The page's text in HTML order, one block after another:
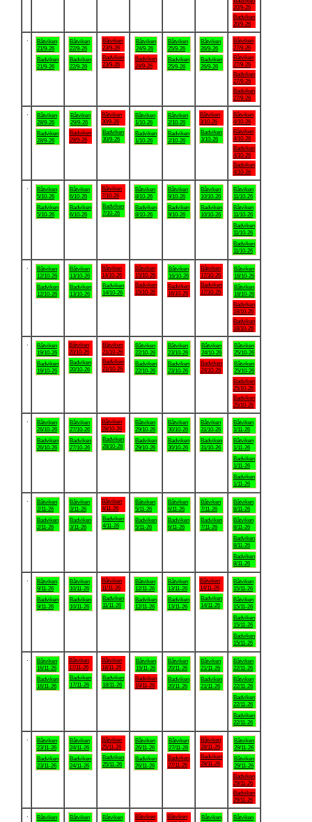
20/9-26
Badviken
20/9-26
Båtviken
21/9-26
Badviken
21/9-26
Båtviken
22/9-26
Badviken
22/9-26
Båtviken
23/9-26
Badviken
23/9-26
Båtviken
24/9-26
Badviken
24/9-26
Båtviken
25/9-26
Badviken
25/9-26
Båtviken
26/9-26
Badviken
26/9-26
Båtviken
27/9-26
Båtviken
27/9-26
Badviken
27/9-26
Badviken
27/9-26
Båtviken
28/9-26
Badviken
28/9-26
Båtviken
29/9-26
Badviken
29/9-26
Båtviken
30/9-26
Badviken
30/9-26
Båtviken
1/10-26
Badviken
1/10-26
Båtviken
2/10-26
Badviken
2/10-26
Båtviken
3/10-26
Badviken
3/10-26
Båtviken
4/10-26
Båtviken
4/10-26
Badviken
4/10-26
Badviken
4/10-26
Båtviken
5/10-26
Badviken
5/10-26
Båtviken
6/10-26
Badviken
6/10-26
Båtviken
7/10-26
Badviken
7/10-26
Båtviken
8/10-26
Badviken
8/10-26
Båtviken
9/10-26
Badviken
9/10-26
Båtviken
10/10-26
Badviken
10/10-26
Båtviken
11/10-26
Båtviken
11/10-26
Badviken
11/10-26
Badviken
11/10-26
Båtviken
12/10-26
Badviken
12/10-26
Båtviken
13/10-26
Badviken
13/10-26
Båtviken
14/10-26
Badviken
14/10-26
Båtviken
15/10-26
Badviken
15/10-26
Båtviken
16/10-26
Badviken
16/10-26
Båtviken
17/10-26
Badviken
17/10-26
Båtviken
18/10-26
Båtviken
18/10-26
Badviken
18/10-26
Badviken
18/10-26
Båtviken
19/10-26
Badviken
19/10-26
Båtviken
20/10-26
Badviken
20/10-26
Båtviken
21/10-26
Badviken
21/10-26
Båtviken
22/10-26
Badviken
22/10-26
Båtviken
23/10-26
Badviken
23/10-26
Båtviken
24/10-26
Badviken
24/10-26
Båtviken
25/10-26
Båtviken
25/10-26
Badviken
25/10-26
Badviken
25/10-26
Båtviken
26/10-26
Badviken
26/10-26
Båtviken
27/10-26
Badviken
27/10-26
Båtviken
28/10-26
Badviken
28/10-26
Båtviken
29/10-26
Badviken
29/10-26
Båtviken
30/10-26
Badviken
30/10-26
Båtviken
31/10-26
Badviken
31/10-26
Båtviken
1/11-26
Båtviken
1/11-26
Badviken
1/11-26
Badviken
1/11-26
Båtviken
2/11-26
Badviken
2/11-26
Båtviken
3/11-26
Badviken
3/11-26
Båtviken
4/11-26
Badviken
4/11-26
Båtviken
5/11-26
Badviken
5/11-26
Båtviken
6/11-26
Badviken
6/11-26
Båtviken
7/11-26
Badviken
7/11-26
Båtviken
8/11-26
Båtviken
8/11-26
Badviken
8/11-26
Badviken
8/11-26
Båtviken
9/11-26
Badviken
9/11-26
Båtviken
10/11-26
Badviken
10/11-26
Båtviken
11/11-26
Badviken
11/11-26
Båtviken
12/11-26
Badviken
12/11-26
Båtviken
13/11-26
Badviken
13/11-26
Båtviken
14/11-26
Badviken
14/11-26
Båtviken
15/11-26
Båtviken
15/11-26
Badviken
15/11-26
Badviken
15/11-26
Båtviken
16/11-26
Badviken
16/11-26
Båtviken
17/11-26
Badviken
17/11-26
Båtviken
18/11-26
Badviken
18/11-26
Båtviken
19/11-26
Badviken
19/11-26
Båtviken
20/11-26
Badviken
20/11-26
Båtviken
21/11-26
Badviken
21/11-26
Båtviken
22/11-26
Båtviken
22/11-26
Badviken
22/11-26
Badviken
22/11-26
Båtviken
23/11-26
Badviken
23/11-26
Båtviken
24/11-26
Badviken
24/11-26
Båtviken
25/11-26
Badviken
25/11-26
Båtviken
26/11-26
Badviken
26/11-26
Båtviken
27/11-26
Badviken
27/11-26
Båtviken
28/11-26
Badviken
28/11-26
Båtviken
29/11-26
Båtviken
29/11-26
Badviken
29/11-26
Badviken
29/11-26
Båtviken
Båtviken
Båtviken
Båtviken
Båtviken
Båtviken
Båtviken